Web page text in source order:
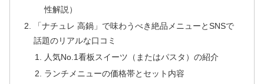
性解説）
「ナチュレ 高鍋」で味わうべき絶品メニューとSNSで
話題のリアルな口コミ
人気No.1看板スイーツ（またはパスタ）の紹介
ランチメニューの価格帯とセット内容